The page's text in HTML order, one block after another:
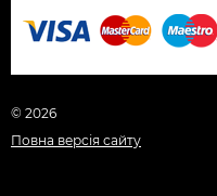
© 2026
Повна версія сайту